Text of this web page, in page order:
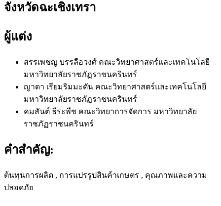
จังหวัดฉะเชิงเทรา
ผู้แต่ง
สรรเพชญ บรรลือวงศ์ คณะวิทยาศาสตร์และเทคโนโลยี
มหาวิทยาลัยราชภัฏราชนครินทร์
ญาดา เรียมริมมะดัน คณะวิทยาศาสตร์และเทคโนโลยี
มหาวิทยาลัยราชภัฏราชนครินทร์
คมสันต์ ธีระพืช คณะวิทยาการจัดการ มหาวิทยาลัย
ราชภัฏราชนครินทร์
คำสำคัญ:
ต้นทุนการผลิต , การแปรรูปสินค้าเกษตร , คุณภาพและความ
ปลอดภัย